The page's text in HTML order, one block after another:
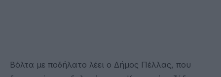
Βόλτα με ποδήλατο λέει ο Δήμος Πέλλας, που